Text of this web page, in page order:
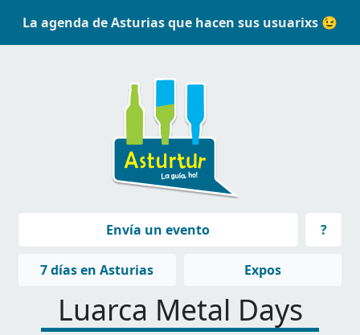
La agenda de Asturias que hacen sus usuarixs 😉
Navegación principal
Envía un evento ?
Navegación principal
7 días en Asturias Expos
Luarca Metal Days